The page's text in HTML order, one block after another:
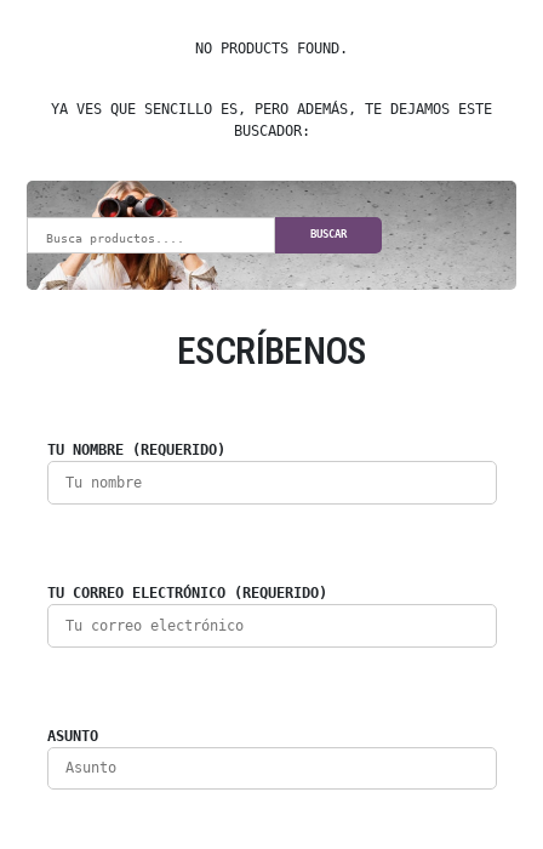
NO PRODUCTS FOUND.
YA VES QUE SENCILLO ES, PERO ADEMÁS, TE DEJAMOS ESTE
BUSCADOR:
BUSCAR
ESCRÍBENOS
TU NOMBRE (REQUERIDO)
TU CORREO ELECTRÓNICO (REQUERIDO)
ASUNTO